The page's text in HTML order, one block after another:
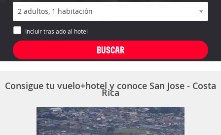
Incluir traslado al hotel
Consigue tu vuelo+hotel y conoce San Jose - Costa
Rica